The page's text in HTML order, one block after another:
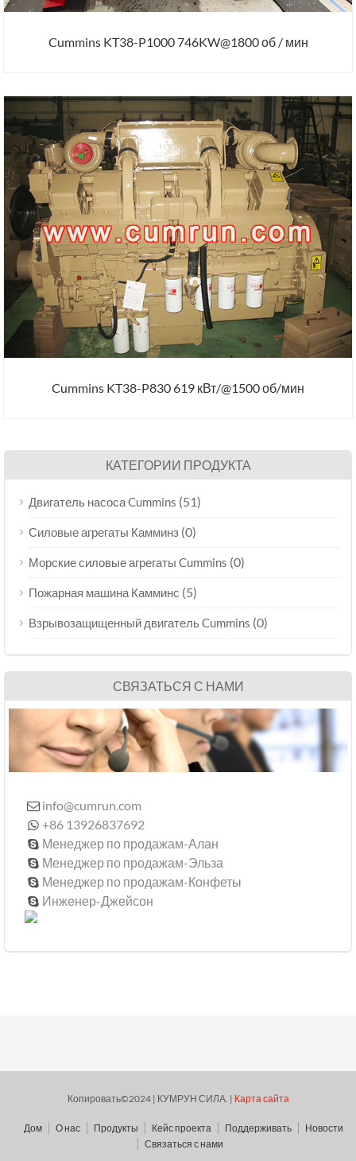
Cummins KT38-P1000 746KW@1800 об / мин
Cummins KT38-P830 619 кВт/@1500 об/мин
КАТЕГОРИИ ПРОДУКТА
Двигатель насоса Cummins (51)
Силовые агрегаты Камминз (0)
Морские силовые агрегаты Cummins (0)
Пожарная машина Камминс (5)
Взрывозащищенный двигатель Cummins (0)
СВЯЗАТЬСЯ С НАМИ
 info@cumrun.com
 +86 13926837692
 Менеджер по продажам-Алан
 Менеджер по продажам-Эльза
 Менеджер по продажам-Конфеты
 Инженер-Джейсон
Копировать©2024 | КУМРУН СИЛА. | Карта сайта
Дом О нас Продукты Кейс проекта Поддерживать
Новости
Связаться с нами